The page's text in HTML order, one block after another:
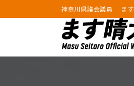
神奈川県議会議員 ます